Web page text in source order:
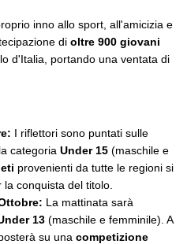
inno allo sport, all'amicizia e
di oltre 900 giovani
d'Italia, portando una ventata di
I riflettori sono puntati sulle
categoria Under 15 (maschile e
provenienti da tutte le regioni si
conquista del titolo.
La mattinata sarà
13 (maschile e femminile). A
su una competizione